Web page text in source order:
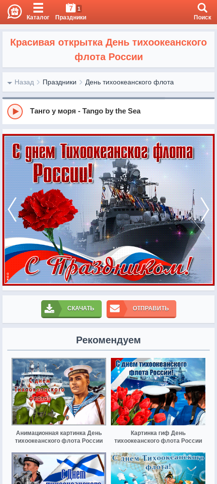
Каталог
7 1
Праздники Поиск
Красивая открытка День тихоокеанского
флота России
Назад Праздники День тихоокеанского флота
Танго у моря - Tango by the Sea
СКАЧАТЬ ОТПРАВИТЬ
Рекомендуем
Анимационная картинка День
тихоокеанского флота России
Картинка гиф День
тихоокеанского флота России